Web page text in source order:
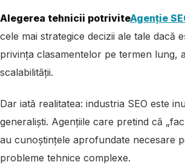
Alegerea tehnicii potriviteAgenție
cele mai strategice decizii ale tale dacă
privința clasamentelor pe termen lung,
scalabilității.
Dar iată realitatea: industria SEO este
generaliști. Agențiile care pretind că
au cunoștințele aprofundate necesare
probleme tehnice complexe.